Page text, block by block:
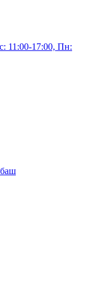
11:00-17:00, Пн: